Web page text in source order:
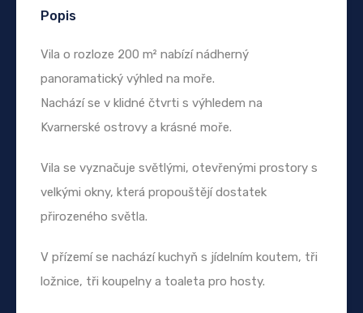
Popis
Vila o rozloze 200 m² nabízí nádherný
panoramatický výhled na moře.
Nachází se v klidné čtvrti s výhledem na
Kvarnerské ostrovy a krásné moře.
Vila se vyznačuje světlými, otevřenými prostory s
velkými okny, která propouštějí dostatek
přirozeného světla.
V přízemí se nachází kuchyň s jídelním koutem, tři
ložnice, tři koupelny a toaleta pro hosty.